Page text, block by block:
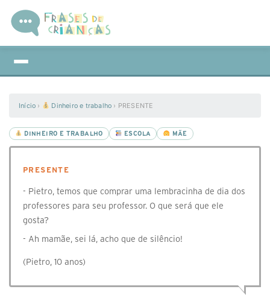
Início › Dinheiro e trabalho › PRESENTE
DINHEIRO E TRABALHO ESCOLA MÃE
PRESENTE
- Pietro, temos que comprar uma lembracinha de dia dos
professores para seu professor. O que será que ele
gosta?
- Ah mamãe, sei lá, acho que de silêncio!
(Pietro, 10 anos)